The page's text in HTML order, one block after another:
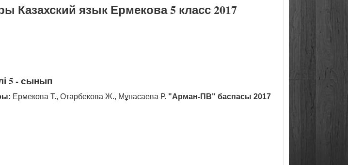
Казахский язык Ермекова 5 класс 2017
5 - сынып
Ермекова Т., Отарбекова Ж., Мұнасаева Р. "Арман-ПВ" баспасы 2017